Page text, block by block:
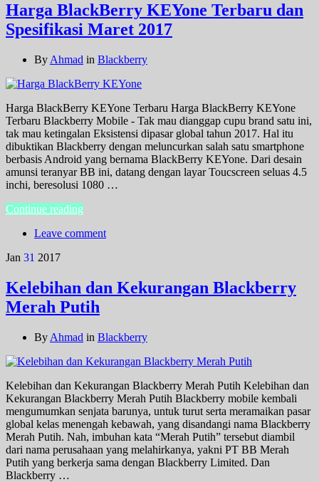
Harga BlackBerry KEYone Terbaru dan
Spesifikasi Maret 2017
By Ahmad in Blackberry
Harga BlackBerry KEYone Terbaru Harga BlackBerry KEYone
Terbaru Blackberry Mobile - Tak mau dianggap cupu brand satu ini,
tak mau ketingalan Eksistensi dipasar global tahun 2017. Hal itu
dibuktikan Blackberry dengan meluncurkan salah satu smartphone
berbasis Android yang bernama BlackBerry KEYone. Dari desain
amunsi teranyar BB ini, datang dengan layar Toucscreen seluas 4.5
inchi, beresolusi 1080 …
Continue reading
Leave comment
Jan 31 2017
Kelebihan dan Kekurangan Blackberry
Merah Putih
By Ahmad in Blackberry
Kelebihan dan Kekurangan Blackberry Merah Putih Kelebihan dan
Kekurangan Blackberry Merah Putih Blackberry mobile kembali
mengumumkan senjata barunya, untuk turut serta meramaikan pasar
global kelas menengah kebawah, yang disandangi nama Blackberry
Merah Putih. Nah, imbuhan kata “Merah Putih” tersebut diambil
dari nama perusahaan yang melahirkanya, yakni PT BB Merah
Putih yang berkerja sama dengan Blackberry Limited. Dan
Blackberry …